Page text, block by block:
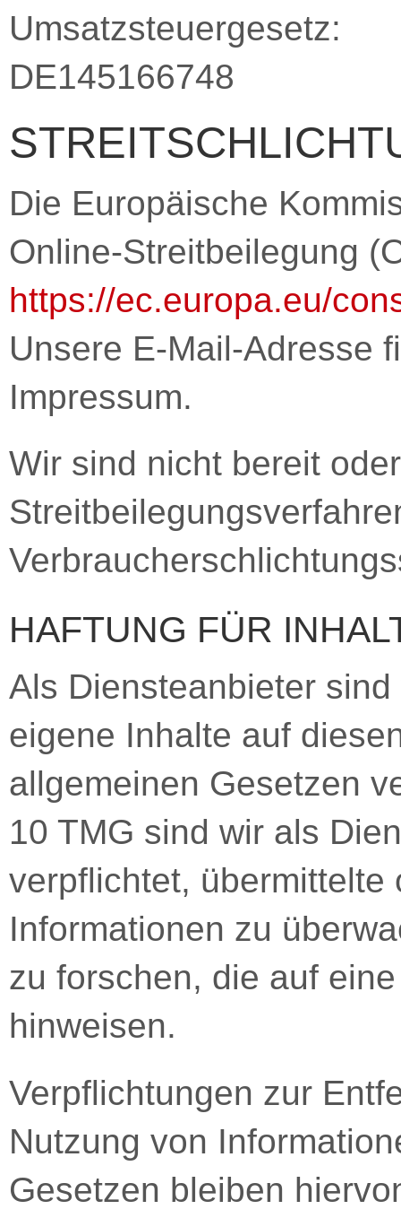
Umsatzsteuergesetz:
DE145166748
Die Europäische
Online-Streitbeilegung
https://ec.europa.eu/
Unsere E-Mail-Adresse
Impressum.
Wir sind nicht bereit
HAFTUNG FÜR
Als Diensteanbieter
eigene Inhalte auf
allgemeinen Gesetzen
10 TMG sind wir als
verpflichtet, übermittelte
Informationen zu
zu forschen, die auf
hinweisen.
Verpflichtungen zur
Nutzung von
Gesetzen bleiben